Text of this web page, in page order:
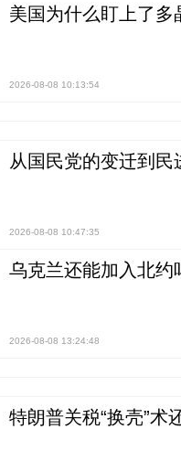
美国为什么盯上了多
2026-08-08 10:13:54
从国民党的变迁到民
2026-08-08 10:47:35
乌克兰还能加入北约
2026-08-08 13:24:48
特朗普关税“换壳”术